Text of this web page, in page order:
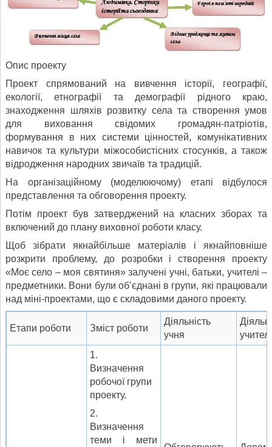
Опис проекту
Проект спрямований на вивчення історії, гео­графії,
екології, етнографії та демографії рідно­го краю,
знаходження шляхів розвитку села та створення умов
для виховання свідомих громадян-патріотів,
формування в них системи цін­ностей, комунікативних
навичок та культури міжособистісних стосунків, а також
відроджен­ня народних звичаїв та традицій.
На організаційному (моделюючому) етапі від­булося
представлення та обговорення проекту.
Потім проект був затверджений на класних зборах та
включений до плану виховної робо­ти класу.
Щоб зібрати якнайбільше матеріалів і якнай­повніше
розкрити проблему, до розробки і ство­рення проекту
«Моє село – моя святиня» за­лучені учні, батьки, учителі –
предметники. Вони були об’єднані в групи, які працювали
над міні-проектами, що є складовими даного проекту.
Етапи роботи Зміст роботи
Діяльність
учня
1.
Визначення
робочої групи
проекту.
2.
Визначення
теми і мети